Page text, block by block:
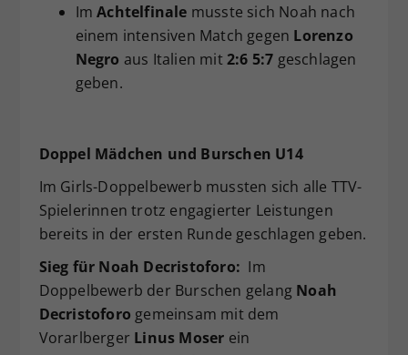
ImAchtelfinale musste sich Noah nach
einem intensiven Match gegen Lorenzo
Negro aus Italien mit2:6 5:7 geschlagen
geben.
Doppel Mädchen und Burschen U14
Im Girls-Doppelbewerb mussten sich alle TTV-
Spielerinnen trotz engagierter Leistungen
bereits in der ersten Runde geschlagen geben.
Sieg für Noah Decristoforo: Im
Doppelbewerb der Burschen gelang Noah
Decristoforo gemeinsam mit dem
Vorarlberger Linus Moser ein